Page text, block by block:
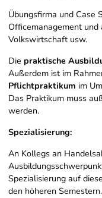
Übungsfirma und Case
Officemanagement
Volkswirtschaft usw.
Die praktische
Außerdem ist im
Pflichtpraktikum im
Das Praktikum muss
werden.
Spezialisierung:
An Kollegs an
Spezialisierung auf
den höheren Semestern.